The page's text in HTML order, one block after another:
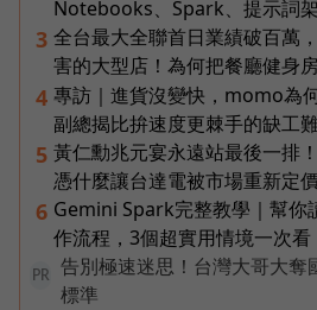
Notebooks、Spark、提示詞
3 全台最大全聯首日業績破百萬
害的大型店！為何把餐廳健身
4 專訪｜進貨沒變快，momo為
副總揭比拚速度更棘手的缺工
5 黃仁勳兆元宴永遠站最後一排
憑什麼讓台達電被市場重新定
6 Gemini Spark完整教學｜幫你
作流程，3個超實用情境一次看
PR
告別極速迷思！台灣大哥大奪
標準